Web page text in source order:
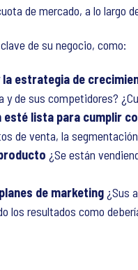
de mercado, a lo largo
de su negocio, como:
estrategia de
y de sus competidores?
esté lista para cumplir
de venta, la
¿Se están
de marketing ¿Sus
los resultados como